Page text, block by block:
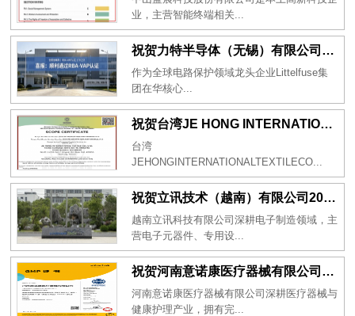
业，主营智能终端相关...
祝贺力特半导体（无锡）有限公司2026年一次性成功通过RBA-VAP认证审核并取得170.2分
作为全球电路保护领域龙头企业Littelfuse集
团在华核心...
祝贺台湾JE HONG INTERNATIONAL TEXTILE CO., LTD 2026年一次性成功通过GRS认证
台湾
JEHONGINTERNATIONALTEXTILECO...
祝贺立讯技术（越南）有限公司2026年一次性成功通过RBA-VAP审核获得金牌评级！
越南立讯科技有限公司深耕电子制造领域，主
营电子元器件、专用设...
祝贺河南意诺康医疗器械有限公司2026年一次性成功通过GMP认证
河南意诺康医疗器械有限公司深耕医疗器械与
健康护理产业，拥有完...